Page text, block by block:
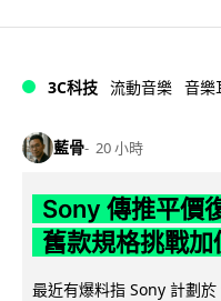
3C科技 流動音樂 音樂
藍骨 20 小時
Sony 傳推平價
舊款規格挑戰加
最近有爆料指 Sony 計劃